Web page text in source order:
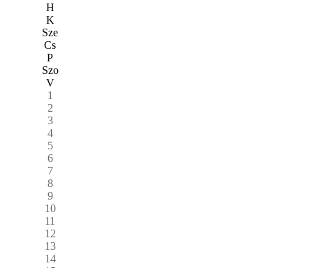
H
K
Sze
Cs
P
Szo
V
1
2
3
4
5
6
7
8
9
10
11
12
13
14